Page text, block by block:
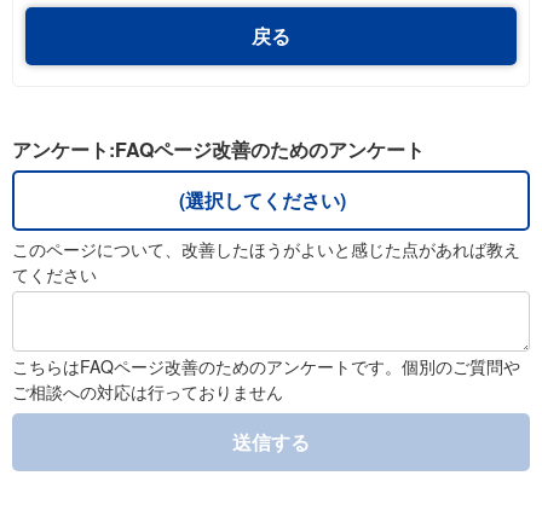
戻る
アンケート:FAQページ改善のためのアンケート
(選択してください)
このページについて、改善したほうがよいと感じた点があれば教え
てください
こちらはFAQページ改善のためのアンケートです。個別のご質問や
ご相談への対応は行っておりません
送信する